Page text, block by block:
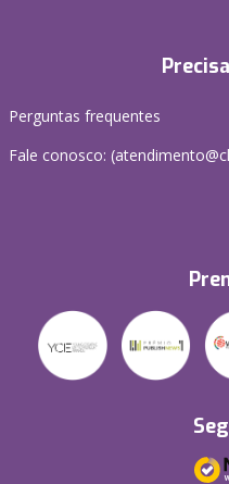
Perguntas frequentes
Fale conosco: